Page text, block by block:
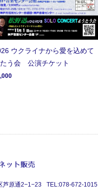
ウクライナから愛を込めて
う会 公演チケット
芦原通2−1−23 TEL:078-672-1015